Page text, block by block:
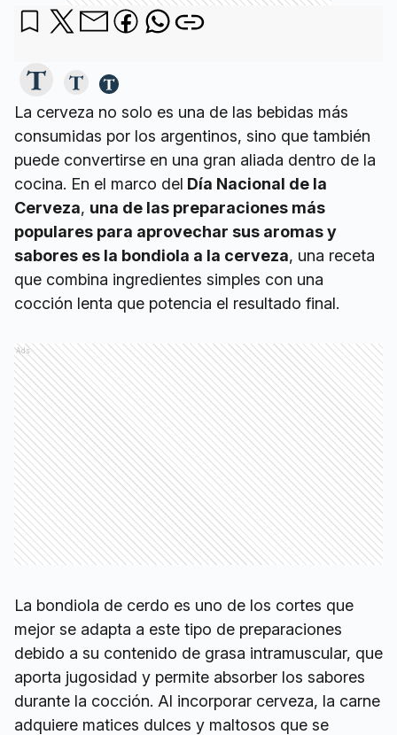
La cerveza no solo es una de las bebidas más
consumidas por los argentinos, sino que también
puede convertirse en una gran aliada dentro de la
cocina. En el marco del Día Nacional de la
Cerveza, una de las preparaciones más
populares para aprovechar sus aromas y
sabores es la bondiola a la cerveza, una receta
que combina ingredientes simples con una
cocción lenta que potencia el resultado final.
Ads
La bondiola de cerdo es uno de los cortes que
mejor se adapta a este tipo de preparaciones
debido a su contenido de grasa intramuscular, que
aporta jugosidad y permite absorber los sabores
durante la cocción. Al incorporar cerveza, la carne
adquiere matices dulces y maltosos que se